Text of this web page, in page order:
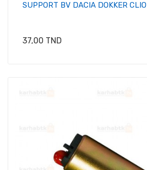
SUPPORT BV DACIA DOKKER CLIO
Prix
37,00 TND